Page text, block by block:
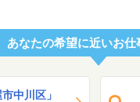
あなたの希望に近いお仕
市中川区」